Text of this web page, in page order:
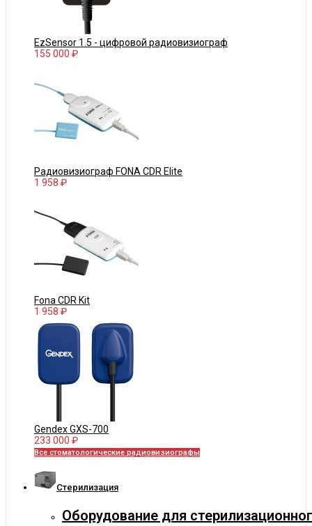
EzSensor 1.5 - цифровой радиовизиограф
155 000 ₽
Радиовизиограф FONA CDR Elite
1 958 ₽
Fona CDR Kit
1 958 ₽
Gendex GXS-700
233 000 ₽
Все стоматологические радиовизиографы
Cтерилизация
Оборудование для